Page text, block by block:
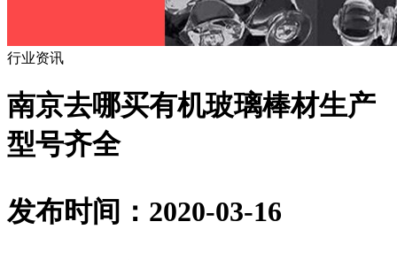
行业资讯
南京去哪买有机玻璃棒材生产
型号齐全
发布时间：2020-03-16